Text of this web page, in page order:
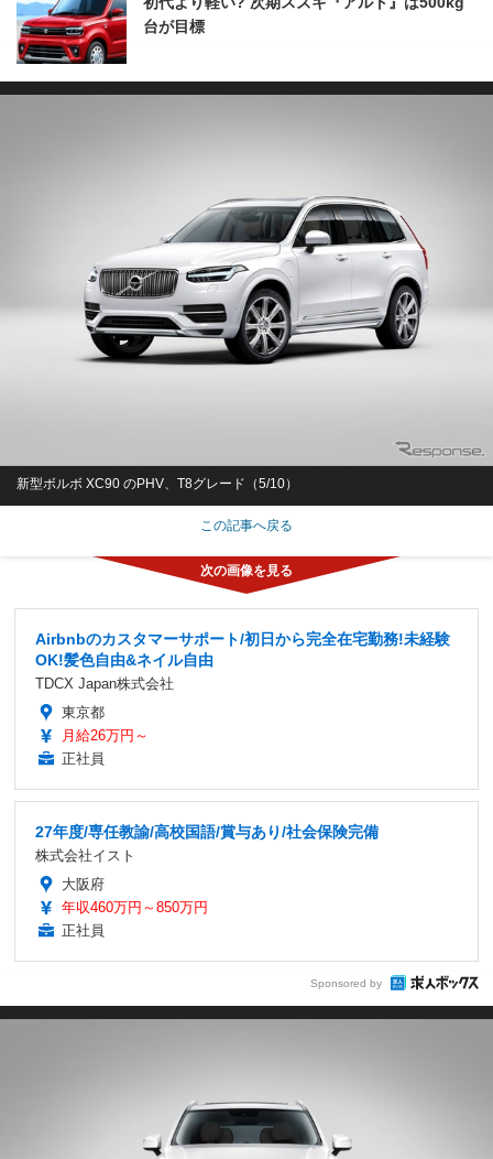
台が目標
新型ボルボ XC90 のPHV、T8グレード（5/10）
この記事へ戻る
Airbnbのカスタマーサポート/初日から完全在宅勤務!未経験
OK!髪色自由&ネイル自由
TDCX Japan株式会社
東京都
月給26万円～
正社員
27年度/専任教諭/高校国語/賞与あり/社会保険完備
株式会社イスト
大阪府
年収460万円～850万円
正社員
Sponsored by